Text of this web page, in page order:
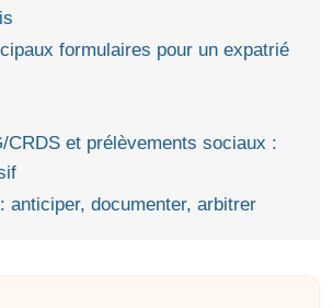
formulaires pour un expatrié
CRDS et prélèvements sociaux :
anticiper, documenter, arbitrer